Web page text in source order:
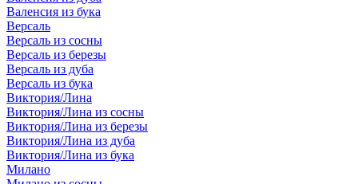
Валенсия из бука
Версаль
Версаль из сосны
Версаль из березы
Версаль из дуба
Версаль из бука
Виктория/Лина
Виктория/Лина из сосны
Виктория/Лина из березы
Виктория/Лина из дуба
Виктория/Лина из бука
Милано